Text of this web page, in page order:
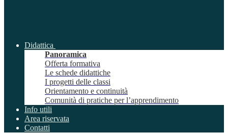
Didattica
Panoramica
Offerta formativa
Le schede didattiche
I progetti delle classi
Orientamento e continuità
Comunità di pratiche per l’apprendimento
Info utili
Area riservata
Contatti